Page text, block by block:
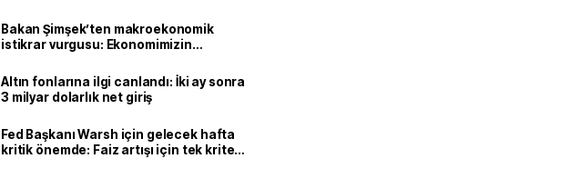
Bakan Şimşek’ten makroekonomik
istikrar vurgusu: Ekonomimizin
Altın fonlarına ilgi canlandı: İki ay sonra
3 milyar dolarlık net giriş
Fed Başkanı Warsh için gelecek hafta
kritik önemde: Faiz artışı için tek kriter